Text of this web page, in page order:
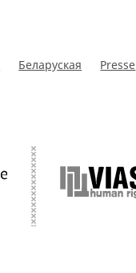
Беларуская Presse